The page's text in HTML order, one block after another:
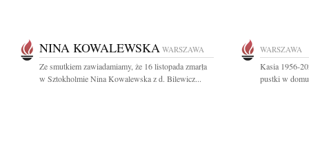
NINA KOWALEWSKA WARSZAWA
Ze smutkiem zawiadamiamy, że 16 listopada zmarła
w Sztokholmie Nina Kowalewska z d. Bilewicz...
WARSZAWA
Kasia 1956-
pustki w